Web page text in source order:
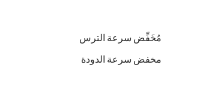
مُخَفِّض سرعة الترس
مخفض سرعة الدودة